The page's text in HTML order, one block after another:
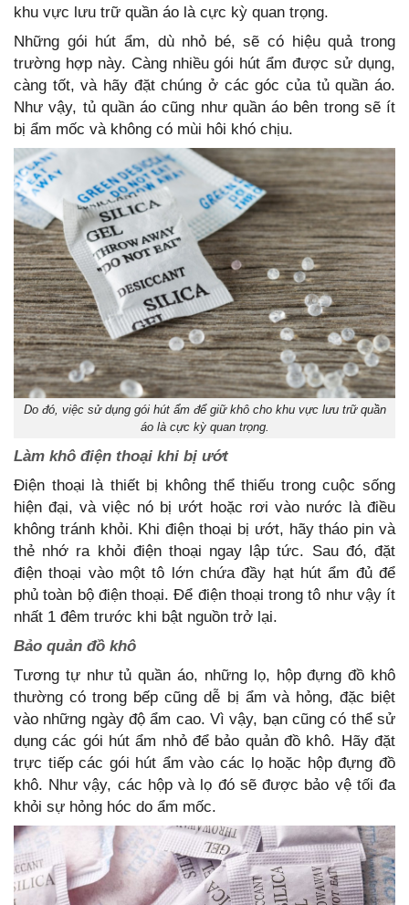
khu vực lưu trữ quần áo là cực kỳ quan trọng.
Những gói hút ẩm, dù nhỏ bé, sẽ có hiệu quả trong
trường hợp này. Càng nhiều gói hút ẩm được sử dụng,
càng tốt, và hãy đặt chúng ở các góc của tủ quần áo.
Như vậy, tủ quần áo cũng như quần áo bên trong sẽ ít
bị ẩm mốc và không có mùi hôi khó chịu.
Do đó, việc sử dụng gói hút ẩm để giữ khô cho khu vực lưu trữ quần
áo là cực kỳ quan trọng.
Làm khô điện thoại khi bị ướt
Điện thoại là thiết bị không thể thiếu trong cuộc sống
hiện đại, và việc nó bị ướt hoặc rơi vào nước là điều
không tránh khỏi. Khi điện thoại bị ướt, hãy tháo pin và
thẻ nhớ ra khỏi điện thoại ngay lập tức. Sau đó, đặt
điện thoại vào một tô lớn chứa đầy hạt hút ẩm đủ để
phủ toàn bộ điện thoại. Để điện thoại trong tô như vậy ít
nhất 1 đêm trước khi bật nguồn trở lại.
Bảo quản đồ khô
Tương tự như tủ quần áo, những lọ, hộp đựng đồ khô
thường có trong bếp cũng dễ bị ẩm và hỏng, đặc biệt
vào những ngày độ ẩm cao. Vì vậy, bạn cũng có thể sử
dụng các gói hút ẩm nhỏ để bảo quản đồ khô. Hãy đặt
trực tiếp các gói hút ẩm vào các lọ hoặc hộp đựng đồ
khô. Như vậy, các hộp và lọ đó sẽ được bảo vệ tối đa
khỏi sự hỏng hóc do ẩm mốc.